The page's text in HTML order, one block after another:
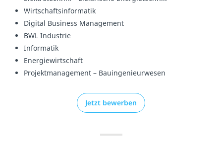
Wirtschaftsinformatik
Digital Business Management
BWL Industrie
Informatik
Energiewirtschaft
Projektmanagement – Bauingenieurwesen
Jetzt bewerben